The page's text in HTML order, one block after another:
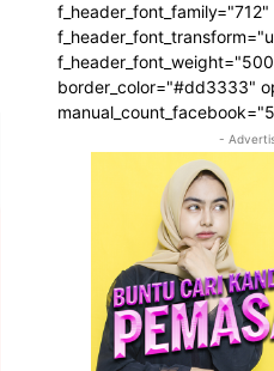
f_header_font_family="712"
border_color="#dd3333"
-